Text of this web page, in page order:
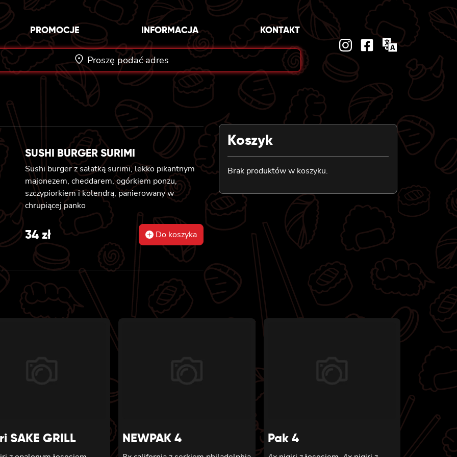
PROMOCJE INFORMACJA KONTAKT
Proszę podać adres
SUSHI BURGER SURIMI
Sushi burger z sałatką surimi, lekko pikantnym
majonezem, cheddarem, ogórkiem ponzu,
szczypiorkiem i kolendrą, panierowany w
chrupiącej panko
34 zł Do koszyka
Koszyk
Brak produktów w koszyku.
SAKE GRILL NEWPAK 4 Pak 4